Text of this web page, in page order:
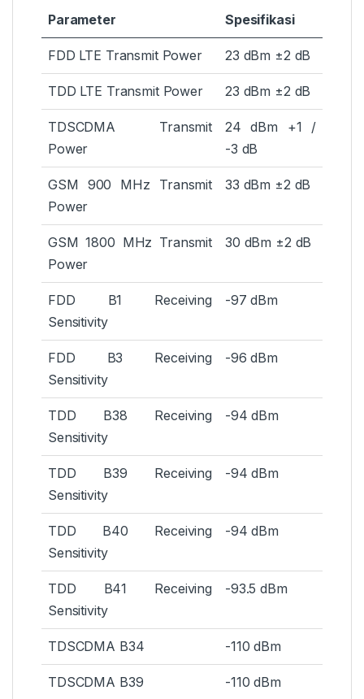
Parameter Spesifikasi
FDD LTE Transmit Power 23 dBm ±2 dB
TDD LTE Transmit Power 23 dBm ±2 dB
TDSCDMA Transmit
Power
24 dBm +1 /
-3 dB
GSM 900 MHz Transmit
Power
33 dBm ±2 dB
GSM 1800 MHz Transmit
Power
30 dBm ±2 dB
FDD B1 Receiving
Sensitivity
-97 dBm
FDD B3 Receiving
Sensitivity
-96 dBm
TDD B38 Receiving
Sensitivity
-94 dBm
TDD B39 Receiving
Sensitivity
-94 dBm
TDD B40 Receiving
Sensitivity
-94 dBm
TDD B41 Receiving
Sensitivity
-93.5 dBm
TDSCDMA B34 -110 dBm
TDSCDMA B39 -110 dBm